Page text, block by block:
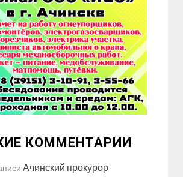
КОММЕНТАРИИ
Ачинский прокурор